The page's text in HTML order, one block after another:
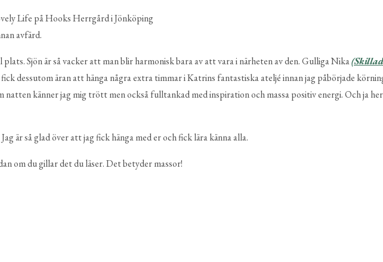
avfärd.
Sjön är så vacker att man blir harmonisk bara av att vara i närheten av den. Gulliga Nika
dessutom äran att hänga några extra timmar i Katrins fantastiska ateljé innan jag påbörjade
natten känner jag mig trött men också fulltankad med inspiration och massa positiv energi. Och ja
är så glad över att jag fick hänga med er och fick lära känna alla.
om du gillar det du läser. Det betyder massor!